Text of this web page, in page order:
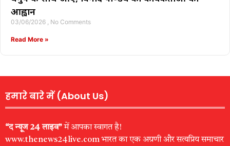
आह्वान
03/06/2026 No Comments
Read More »
हमारे बारे में (About Us)
“द न्यूज 24 लाइव”में आपका स्वागत है!
www.thenews24live.com भारत का एक अग्रणी और सत्यप्रिय समाचार